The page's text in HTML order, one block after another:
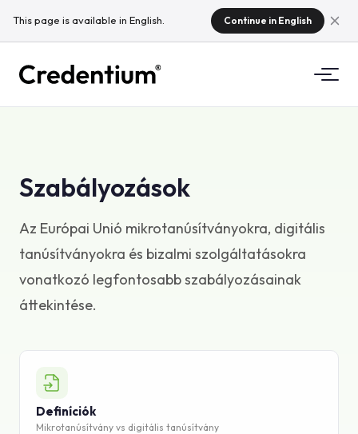
This page is available in English. Continue in English
Miért a Credentium?
A CloudTeamről
Egyetemeknek
Rendezvényszervezőknek
Mik azok a mikrotanúsítványok?
Szabályozás
Tudásbázis
Támogatás
Szabályozások
Az Európai Unió mikrotanúsítványokra, digitális
tanúsítványokra és bizalmi szolgáltatásokra
vonatkozó legfontosabb szabályozásainak
áttekintése.
Definíciók
Mikrotanúsítvány vs digitális tanúsítvány